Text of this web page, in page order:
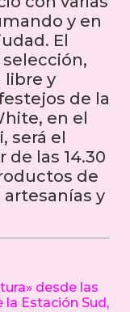
y en
El
libre y
de la
en el
será el
las 14.30
de
y
desde las
la Estación Sud,